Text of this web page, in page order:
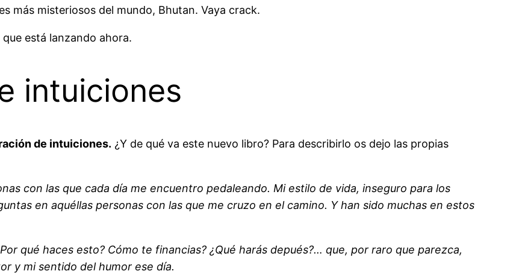
más misteriosos del mundo, Bhutan. Vaya crack.
está lanzando ahora.
intuiciones
de intuiciones. ¿Y de qué va este nuevo libro? Para describirlo os dejo las propias
con las que cada día me encuentro pedaleando. Mi estilo de vida, inseguro para los
en aquéllas personas con las que me cruzo en el camino. Y han sido muchas en estos
qué haces esto? Cómo te financias? ¿Qué harás depués?… que, por raro que parezca,
y mi sentido del humor ese día.